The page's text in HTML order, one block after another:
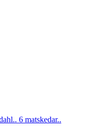
6 matskedar..